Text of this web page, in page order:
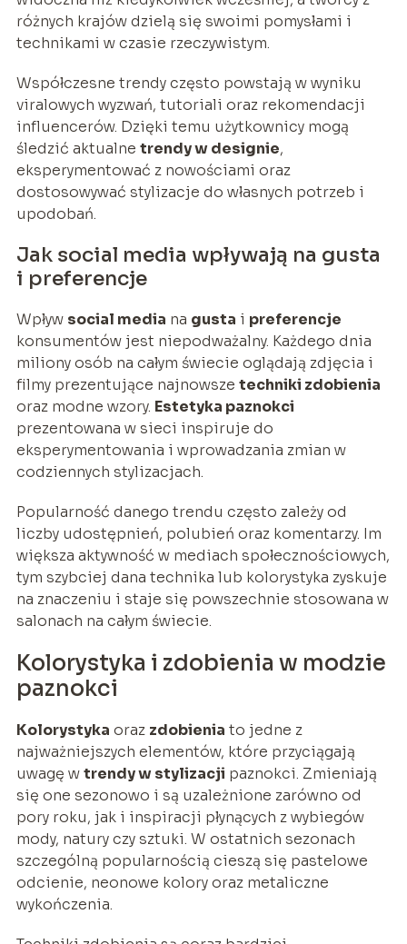
różnych krajów dzielą się swoimi pomysłami i
technikami w czasie rzeczywistym.
Współczesne trendy często powstają w wyniku
viralowych wyzwań, tutoriali oraz rekomendacji
influencerów. Dzięki temu użytkownicy mogą
śledzić aktualne trendy w designie,
eksperymentować z nowościami oraz
dostosowywać stylizacje do własnych potrzeb i
upodobań.
Jak social media wpływają na gusta
i preferencje
Wpływ social media na gusta i preferencje
konsumentów jest niepodważalny. Każdego dnia
miliony osób na całym świecie oglądają zdjęcia i
filmy prezentujące najnowsze techniki zdobienia
oraz modne wzory. Estetyka paznokci
prezentowana w sieci inspiruje do
eksperymentowania i wprowadzania zmian w
codziennych stylizacjach.
Popularność danego trendu często zależy od
liczby udostępnień, polubień oraz komentarzy. Im
większa aktywność w mediach społecznościowych,
tym szybciej dana technika lub kolorystyka zyskuje
na znaczeniu i staje się powszechnie stosowana w
salonach na całym świecie.
Kolorystyka i zdobienia w modzie
paznokci
Kolorystyka oraz zdobienia to jedne z
najważniejszych elementów, które przyciągają
uwagę wtrendy w stylizacji paznokci. Zmieniają
się one sezonowo i są uzależnione zarówno od
pory roku, jak i inspiracji płynących z wybiegów
mody, natury czy sztuki. W ostatnich sezonach
szczególną popularnością cieszą się pastelowe
odcienie, neonowe kolory oraz metaliczne
wykończenia.